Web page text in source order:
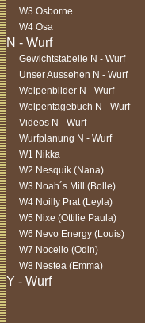
W3 Osborne
W4 Osa
Gewichtstabelle N - Wurf
Unser Aussehen N - Wurf
Welpenbilder N - Wurf
Welpentagebuch N - Wurf
Videos N - Wurf
Wurfplanung N - Wurf
W1 Nikka
W2 Nesquik (Nana)
W3 Noah´s Mill (Bolle)
W4 Noilly Prat (Leyla)
W5 Nixe (Ottilie Paula)
W6 Nevo Energy (Louis)
W7 Nocello (Odin)
W8 Nestea (Emma)